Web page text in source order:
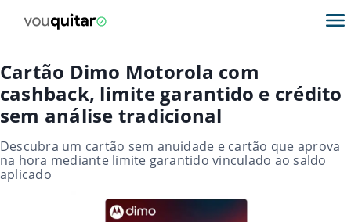
Cartão Dimo Motorola com
cashback, limite garantido e crédito
sem análise tradicional
Descubra um cartão sem anuidade e cartão que aprova
na hora mediante limite garantido vinculado ao saldo
aplicado